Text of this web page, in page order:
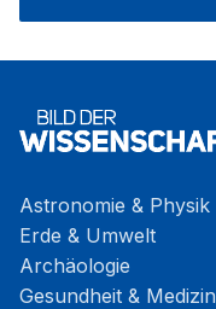
Astronomie & Physik
Erde & Umwelt
Archäologie
Gesundheit & Medizin